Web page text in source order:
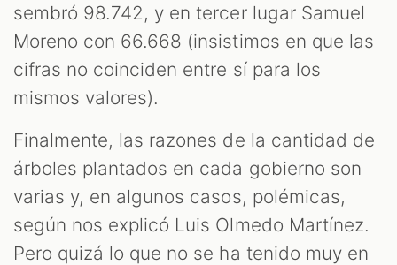
sembró 98.742, y en tercer lugar Samuel
Moreno con 66.668 (insistimos en que las
cifras no coinciden entre sí para los
mismos valores).
Finalmente, las razones de la cantidad de
árboles plantados en cada gobierno son
varias y, en algunos casos, polémicas,
según nos explicó Luis Olmedo Martínez.
Pero quizá lo que no se ha tenido muy en